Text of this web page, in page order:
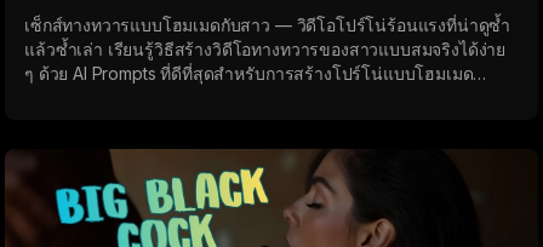
เซ็กส์ทางทวารแบบโฮมเมดกับสาว — วิดีโอโปร์โน่ร้อนแรงที่น่าดูซ้ำ
แล้วซ้ำเล่า เรียนรู้วิธีสร้างวิดีโอทางทวารของสาวแบบสมจริงได้ง่าย
ๆ ด้วย AI Prompts ที่ดีที่สุดสำหรับการสร้างโปร์โน่แบบโฮมเมด